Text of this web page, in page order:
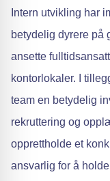
Intern utvikling har
betydelig dyrere på
ansette
kontorlokaler. I
team en betydelig
rekruttering og
opprettholde et
ansvarlig for å holde